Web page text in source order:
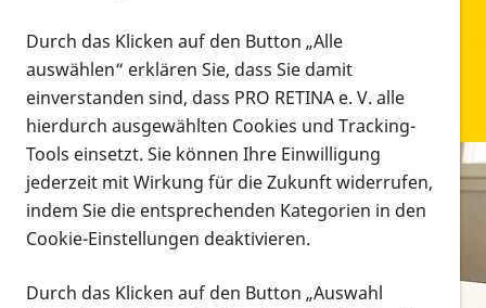
Infomaterial
Infomaterial
Vorlesen
Durch das Klicken auf den Button „Alle
auswählen“ erklären Sie, dass Sie damit
einverstanden sind, dass PRO RETINA e. V. alle
hierdurch ausgewählten Cookies und Tracking-
Tools einsetzt. Sie können Ihre Einwilligung
jederzeit mit Wirkung für die Zukunft widerrufen,
indem Sie die entsprechenden Kategorien in den
Cookie-Einstellungen deaktivieren.
Durch das Klicken auf den Button „Auswahl